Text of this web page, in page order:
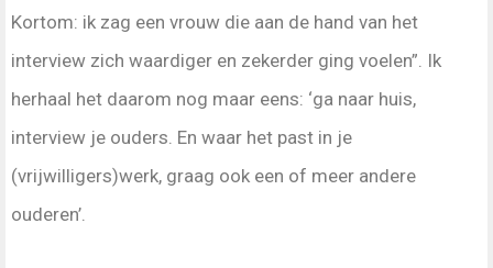
Kortom: ik zag een vrouw die aan de hand van het
interview zich waardiger en zekerder ging voelen”. Ik
herhaal het daarom nog maar eens: ‘ga naar huis,
interview je ouders. En waar het past in je
(vrijwilligers)werk, graag ook een of meer andere
ouderen’.